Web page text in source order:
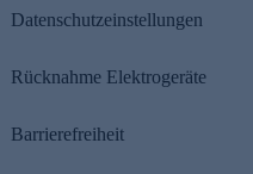
Datenschutzeinstellungen
Rücknahme Elektrogeräte
Barrierefreiheit